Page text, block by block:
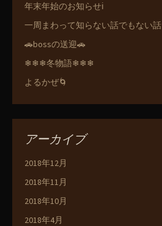
年末年始のお知らせℹ️
一周まわって知らない話でもない話
🚗bossの送迎🚗
❄❄❄冬物語❄❄❄
よるかぜ🌀
アーカイブ
2018年12月
2018年11月
2018年10月
2018年4月